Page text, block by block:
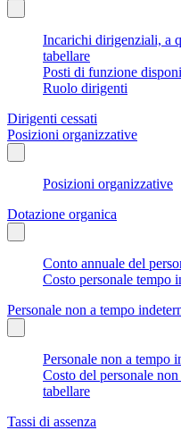
Incarichi dirigenziali, a
tabellare
Posti di funzione
Ruolo dirigenti
Dirigenti cessati
Posizioni organizzative
Posizioni organizzative
Dotazione organica
Conto annuale del
Costo personale tempo
Personale non a tempo
Personale non a tempo
Costo del personale
tabellare
Tassi di assenza